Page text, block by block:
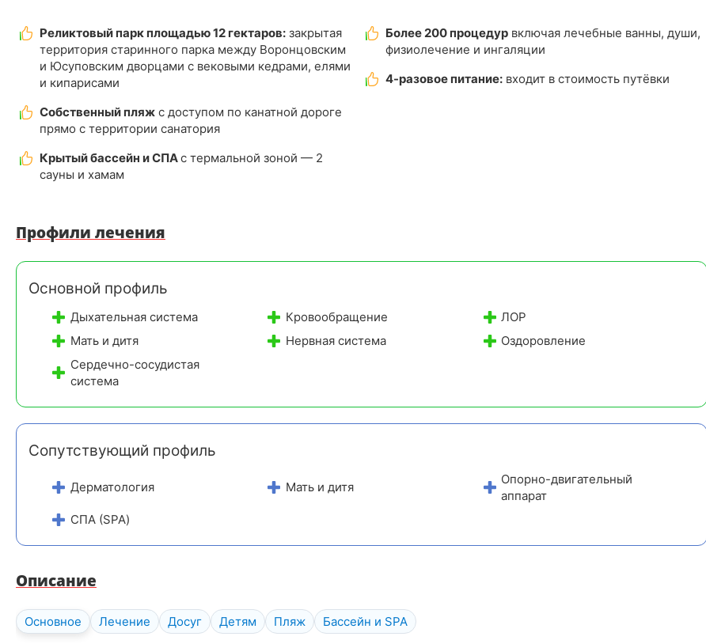
Реликтовый парк площадью 12 гектаров: закрытая
территория старинного парка между Воронцовским
и Юсуповским дворцами с вековыми кедрами, елями
и кипарисами
Собственный пляж с доступом по канатной дороге
прямо с территории санатория
Крытый бассейн и СПАс термальной зоной — 2
сауны и хамам
Более 200 процедур включая лечебные ванны, души,
физиолечение и ингаляции
4-разовое питание: входит в стоимость путёвки
Профили лечения
Основной профиль
Дыхательная система Кровообращение
ЛОР
Мать и дитя
Нервная система
Оздоровление
Сердечно-сосудистая
система
Сопутствующий профиль
Дерматология Мать и дитя
Опорно-двигательный
аппарат
СПА (SPA)
Описание
Основное Лечение Досуг Детям Пляж Бассейн и SPA